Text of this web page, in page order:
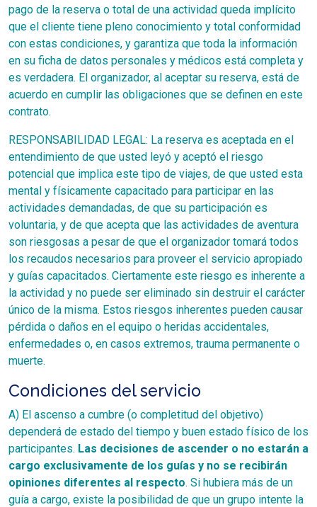
pago de la reserva o total de una actividad queda implícito
que el cliente tiene pleno conocimiento y total conformidad
con estas condiciones, y garantiza que toda la información
en su ficha de datos personales y médicos está completa y
es verdadera. El organizador, al aceptar su reserva, está de
acuerdo en cumplir las obligaciones que se definen en este
contrato.
RESPONSABILIDAD LEGAL: La reserva es aceptada en el
entendimiento de que usted leyó y aceptó el riesgo
potencial que implica este tipo de viajes, de que usted esta
mental y físicamente capacitado para participar en las
actividades demandadas, de que su participación es
voluntaria, y de que acepta que las actividades de aventura
son riesgosas a pesar de que el organizador tomará todos
los recaudos necesarios para proveer el servicio apropiado
y guías capacitados. Ciertamente este riesgo es inherente a
la actividad y no puede ser eliminado sin destruir el carácter
único de la misma. Estos riesgos inherentes pueden causar
pérdida o daños en el equipo o heridas accidentales,
enfermedades o, en casos extremos, trauma permanente o
muerte.
Condiciones del servicio
A) El ascenso a cumbre (o completitud del objetivo)
dependerá de estado del tiempo y buen estado físico de los
participantes. Las decisiones de ascender o no estarán a
cargo exclusivamente de los guías y no se recibirán
opiniones diferentes al respecto. Si hubiera más de un
guía a cargo, existe la posibilidad de que un grupo intente la